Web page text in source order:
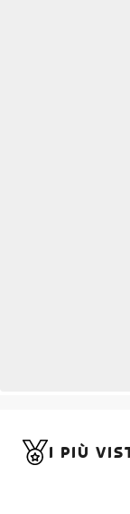
I PIÙ